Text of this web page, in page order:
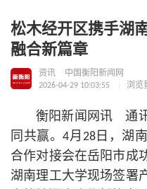
松木经开区携手湖
融合新篇章
资讯
中国衡阳新闻网
2026-04-29 10:03:55
浏览
衡阳新闻网讯 通
同共赢。4月28日，湖
合作对接会在岳阳市成
湖南理工大学现场签署